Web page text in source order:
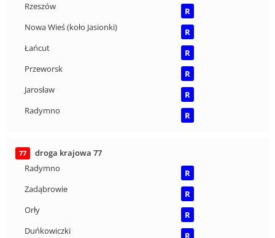
Rzeszów
R
Nowa Wieś (koło Jasionki)
R
Łańcut
R
Przeworsk
R
Jarosław
R
Radymno
R
77
droga krajowa 77
Radymno
R
Zadąbrowie
R
Orły
R
Duńkowiczki
R